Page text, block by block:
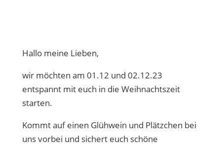
Hallo meine Lieben,
wir möchten am 01.12 und 02.12.23
entspannt mit euch in die Weihnachtszeit
starten.
Kommt auf einen Glühwein und Plätzchen bei
uns vorbei und sichert euch schöne